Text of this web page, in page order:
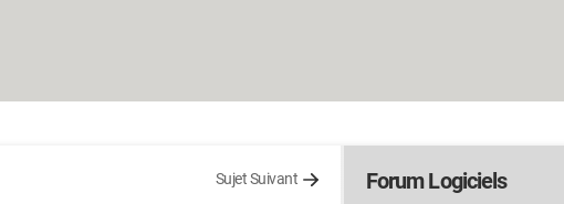
Sujet Suivant Forum Logiciels